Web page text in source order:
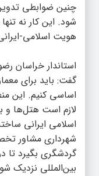
چنین ضوابطی
شود. این کار نه
هویت اسلامی-
استاندار خراسان
گفت: باید برای
اساسی کنیم. این
لازم است هتل‌ها و
اسلامی ایرانی
شهرداری مشاور
گردشگری بگیرد تا
بین‌المللی نزدیک